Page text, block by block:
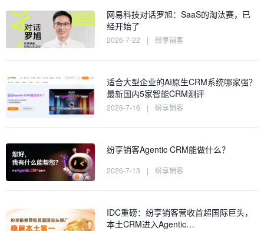
网易科技对话罗旭：SaaS的淘汰赛，已
经开始了
2026-7-22 | 纷享销客
适合大型企业的AI原生CRM系统哪家强？
最新国内5家智能CRM测评
2026-7-16 | 纷享销客
纷享销客Agentic CRM能做什么？
2026-7-13 | 纷享销客
IDC重磅：纷享销客营收首超国际巨头，
本土CRM进入Agentic…